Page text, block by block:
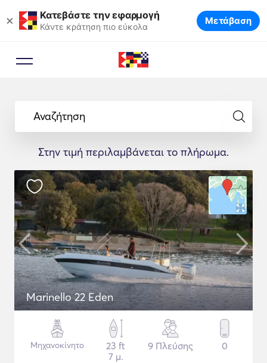
× Κατεβάστε την εφαρμογή
Κάντε κράτηση πιο εύκολα Μετάβαση
Αναζήτηση
Στην τιμή περιλαμβάνεται το πλήρωμα.
Marinello 22 Eden
Μηχανοκίνητο
23 ft
7 μ.
9 Πλεύσης 0